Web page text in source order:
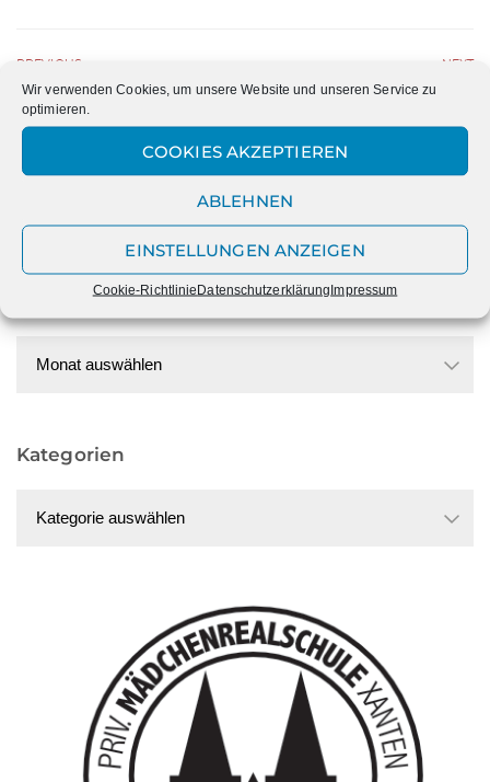
Wir verwenden Cookies, um unsere Website und unseren Service zu
optimieren.
COOKIES AKZEPTIEREN
ABLEHNEN
EINSTELLUNGEN ANZEIGEN
Cookie-RichtlinieDatenschutzerklärungImpressum
PREVIOUS
SCHULKLEIDUNG –
BESTELLUNGEN WIEDER
MÖGLICH
NEXT
IRAN – WIR SEHEN EUCH!
Kategorien